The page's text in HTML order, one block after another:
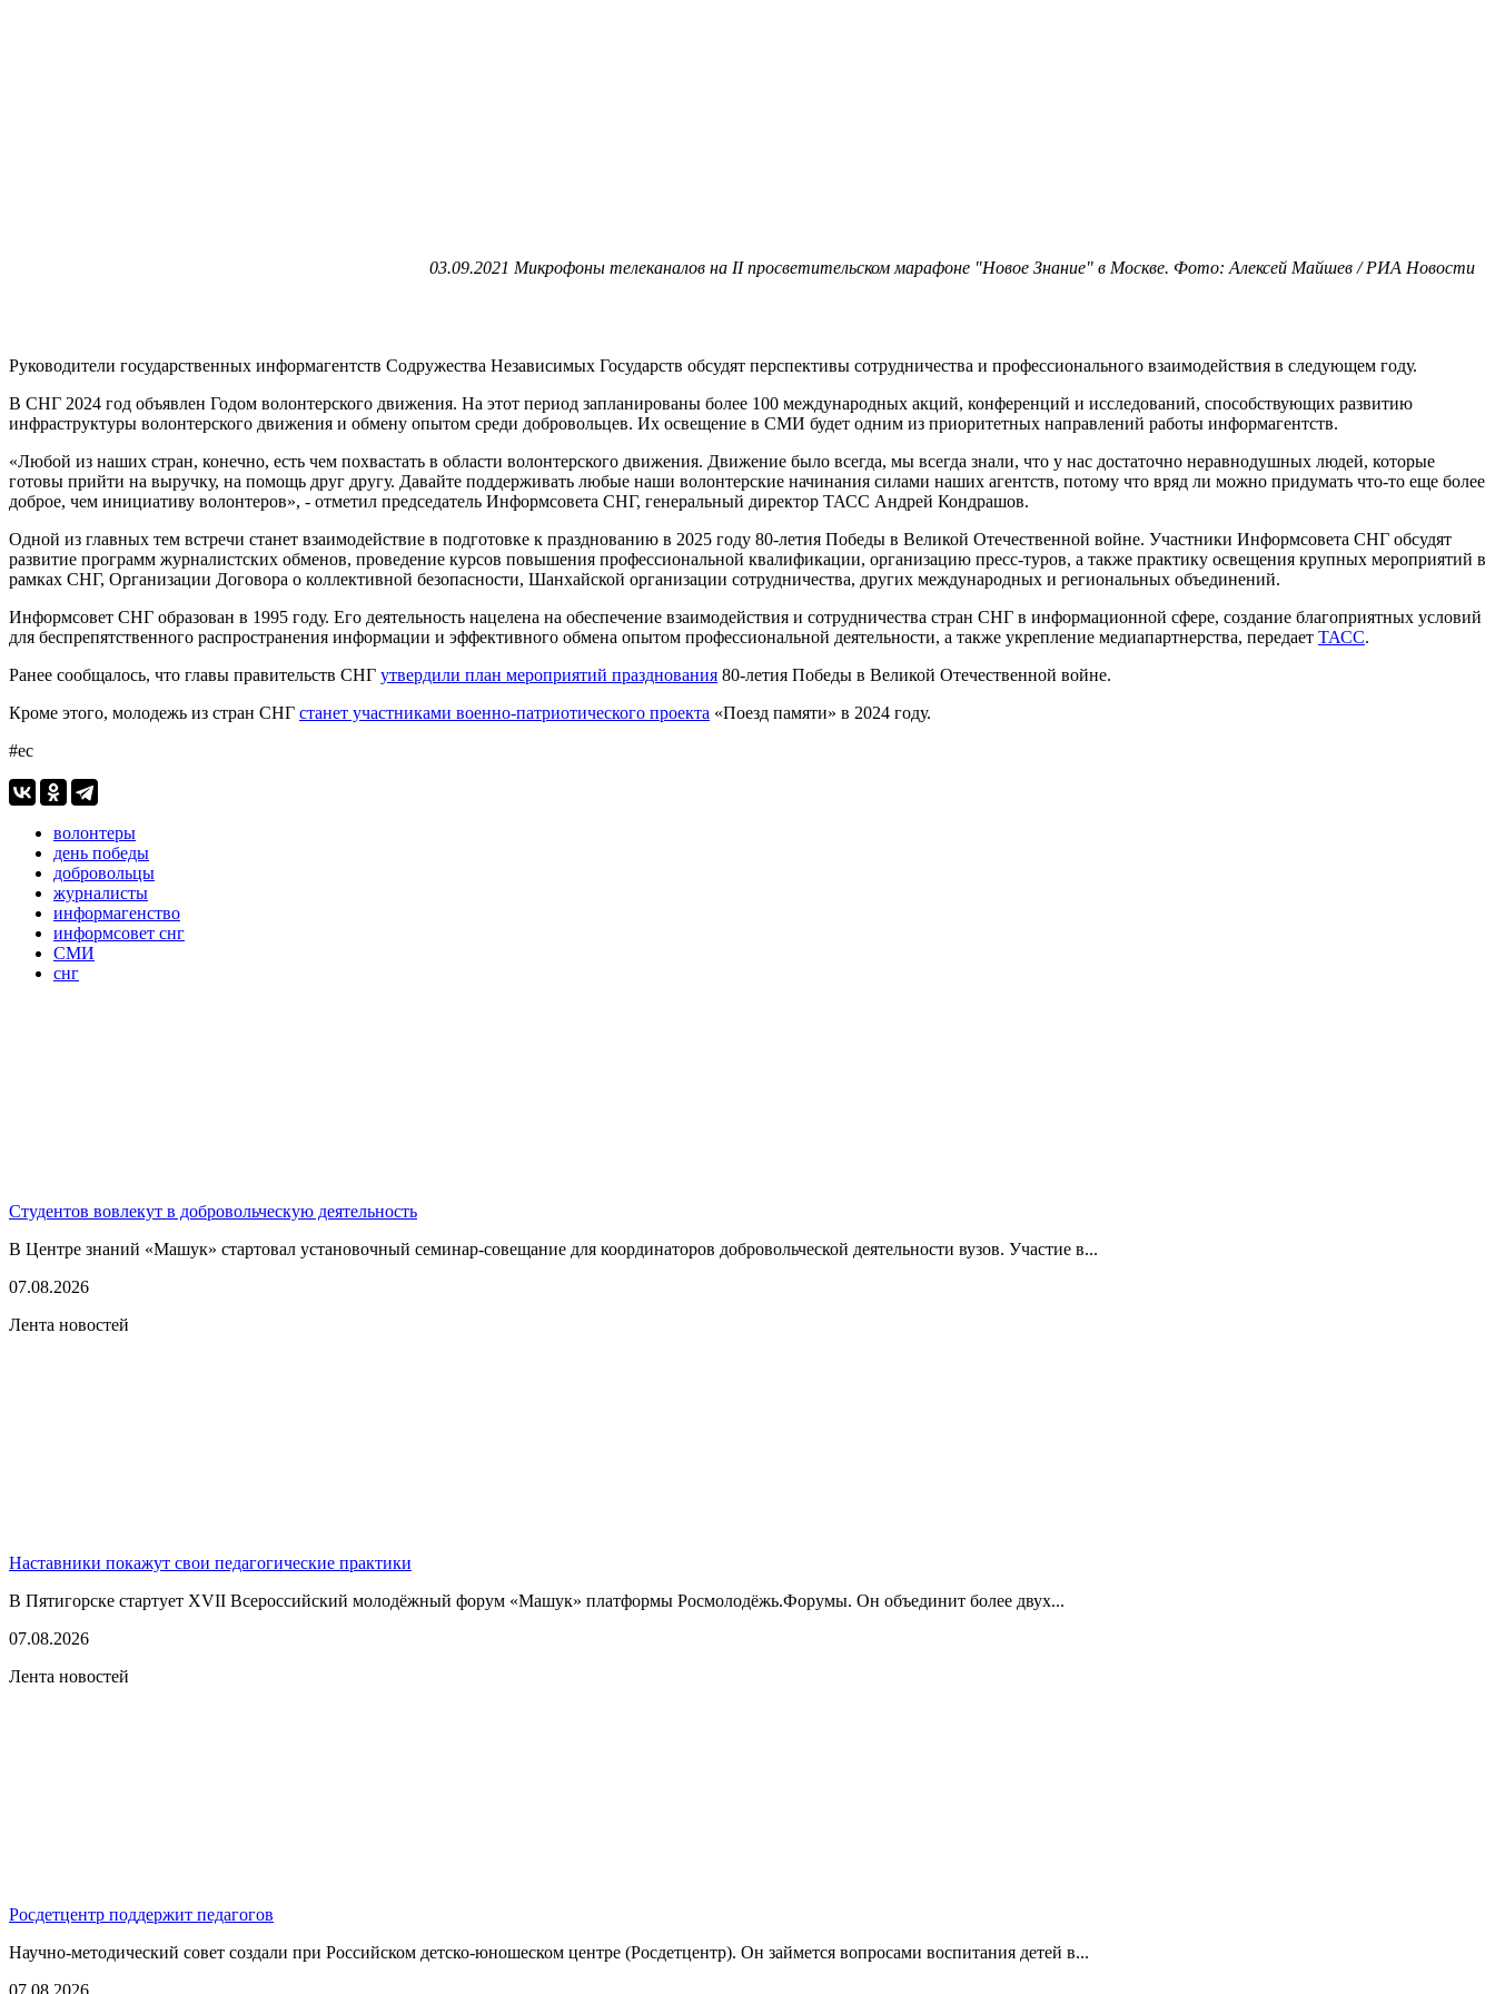
03.09.2021 Микрофоны телеканалов на II просветительском марафоне "Новое Знание" в Москве. Фото: Алексей Майшев / РИА Новости
Руководители государственных информагентств Содружества Независимых Государств обсудят перспективы сотрудничества и профессионального взаимодействия в следующем году.
В СНГ 2024 год объявлен Годом волонтерского движения. На этот период запланированы более 100 международных акций, конференций и исследований, способствующих развитию
инфраструктуры волонтерского движения и обмену опытом среди добровольцев. Их освещение в СМИ будет одним из приоритетных направлений работы информагентств.
«Любой из наших стран, конечно, есть чем похвастать в области волонтерского движения. Движение было всегда, мы всегда знали, что у нас достаточно неравнодушных людей, которые
готовы прийти на выручку, на помощь друг другу. Давайте поддерживать любые наши волонтерские начинания силами наших агентств, потому что вряд ли можно придумать что-то еще более
доброе, чем инициативу волонтеров», - отметил председатель Информсовета СНГ, генеральный директор ТАСС Андрей Кондрашов.
Одной из главных тем встречи станет взаимодействие в подготовке к празднованию в 2025 году 80-летия Победы в Великой Отечественной войне. Участники Информсовета СНГ обсудят
развитие программ журналистских обменов, проведение курсов повышения профессиональной квалификации, организацию пресс-туров, а также практику освещения крупных мероприятий в
рамках СНГ, Организации Договора о коллективной безопасности, Шанхайской организации сотрудничества, других международных и региональных объединений.
Информсовет СНГ образован в 1995 году. Его деятельность нацелена на обеспечение взаимодействия и сотрудничества стран СНГ в информационной сфере, создание благоприятных условий
для беспрепятственного распространения информации и эффективного обмена опытом профессиональной деятельности, а также укрепление медиапартнерства, передает ТАСС.
Ранее сообщалось, что главы правительств СНГ утвердили план мероприятий празднования 80-летия Победы в Великой Отечественной войне.
Кроме этого, молодежь из стран СНГ станет участниками военно-патриотического проекта «Поезд памяти» в 2024 году.
#ес
волонтеры
день победы
добровольцы
журналисты
информагенство
информсовет снг
СМИ
снг
Студентов вовлекут в добровольческую деятельность
В Центре знаний «Машук» стартовал установочный семинар-совещание для координаторов добровольческой деятельности вузов. Участие в...
07.08.2026
Лента новостей
Наставники покажут свои педагогические практики
В Пятигорске стартует XVII Всероссийский молодёжный форум «Машук» платформы Росмолодёжь.Форумы. Он объединит более двух...
07.08.2026
Лента новостей
Росдетцентр поддержит педагогов
Научно-методический совет создали при Российском детско-юношеском центре (Росдетцентр). Он займется вопросами воспитания детей в...
07.08.2026